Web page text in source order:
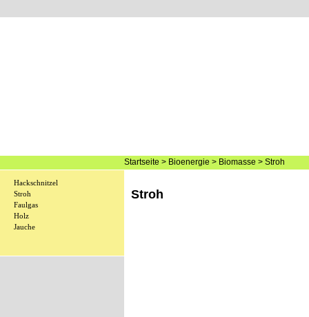
Startseite > Bioenergie > Biomasse > Stroh
Stroh
Hackschnitzel
Stroh
Faulgas
Holz
Jauche